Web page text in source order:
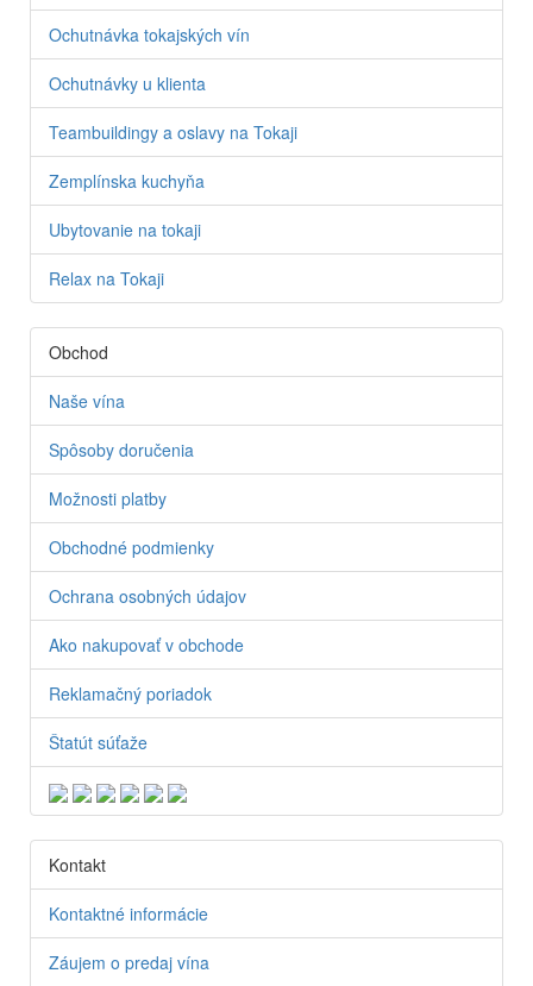
Ochutnávka tokajských vín
Ochutnávky u klienta
Teambuildingy a oslavy na Tokaji
Zemplínska kuchyňa
Ubytovanie na tokaji
Relax na Tokaji
Obchod
Naše vína
Spôsoby doručenia
Možnosti platby
Obchodné podmienky
Ochrana osobných údajov
Ako nakupovať v obchode
Reklamačný poriadok
Štatút súťaže
Kontakt
Kontaktné informácie
Záujem o predaj vína